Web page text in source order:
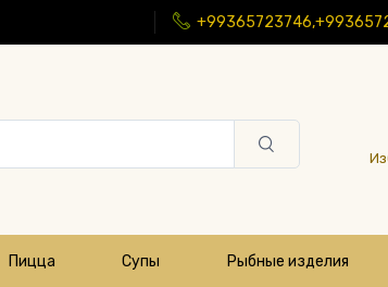
Пицца Супы Рыбные изделия